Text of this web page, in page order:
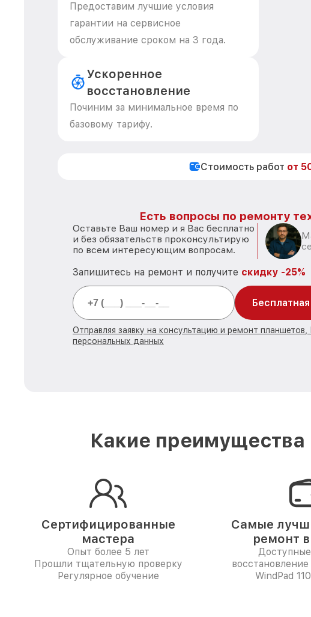
Предоставим лучшие условия
гарантии на сервисное
обслуживание сроком на 3 года.
Ускоренное
восстановление
Починим за минимальное время по
базовому тарифу.
Стоимость работ от
Есть вопросы по ремонту
Оставьте Ваш номер и я Вас бесплатно
и без обязательств проконсультирую
по всем интересующим вопросам.
Запишитесь на ремонт и получите скидку -25%
Отправляя заявку на консультацию и ремонт
персональных данных
Какие преимущества
Сертифицированные
мастера
Опыт более 5 лет
Прошли тщательную проверку
Регулярное обучение
Самые
ремонт
WindPad